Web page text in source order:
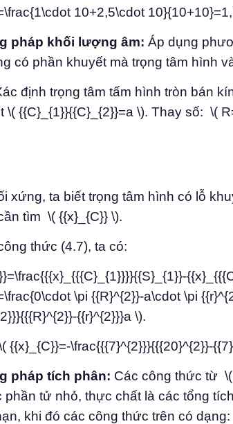
10+2,5\cdot
pháp khối lượng âm: Áp dụng
có phần khuyết mà trọng tâm hình
định trọng tâm tấm hình tròn bán
\( {{C}_{1}}{{C}_{2}}=a \). Thay số: \(
xứng, ta biết trọng tâm hình có lỗ
tìm \( {{x}_{C}} \).
thức (4.7), ta có:
\pi {{R}^{2}}-a\cdot \pi
{{r}^{2}}}a \).
{{x}_{C}}=-\frac{{{7}^{2}}}{{{20}^{2}}-
pháp tích phân: Các công thức từ
phần tử nhỏ, thực chất là các tổng
khi đó các công thức trên có dạng: